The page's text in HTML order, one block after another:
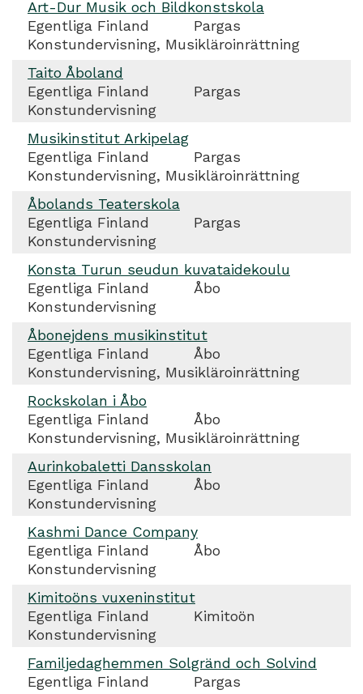
Art-Dur Musik och Bildkonstskola
Egentliga Finland
Pargas
Konstundervisning, Musikläroinrättning
Taito Åboland
Egentliga Finland
Pargas
Konstundervisning
Musikinstitut Arkipelag
Egentliga Finland
Pargas
Konstundervisning, Musikläroinrättning
Åbolands Teaterskola
Egentliga Finland
Pargas
Konstundervisning
Konsta Turun seudun kuvataidekoulu
Egentliga Finland
Åbo
Konstundervisning
Åbonejdens musikinstitut
Egentliga Finland
Åbo
Konstundervisning, Musikläroinrättning
Rockskolan i Åbo
Egentliga Finland
Åbo
Konstundervisning, Musikläroinrättning
Aurinkobaletti Dansskolan
Egentliga Finland
Åbo
Konstundervisning
Kashmi Dance Company
Egentliga Finland
Åbo
Konstundervisning
Kimitoöns vuxeninstitut
Egentliga Finland
Kimitoön
Konstundervisning
Familjedaghemmen Solgränd och Solvind
Egentliga Finland
Pargas